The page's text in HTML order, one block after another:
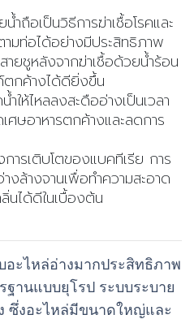
ำถือเป็นวิธีการฆ่าเชื้อโรคและ
มท่อได้อย่างมีประสิทธิภาพ
ายชูหลังจากฆ่าเชื้อด้วยน้ำร้อน
กค้างได้ดียิ่งขึ้น
ให้ไหลลงสะดืออ่างเป็นเวลา
ษอาหารตกค้างและลดการ
รเติบโตของแบคทีเรีย การ
งล้างจานเพื่อทำความสะอาด
นได้ดีในเบื้องต้น
อะไหล่อ่างมากประสิทธิภาพ
ฐานแบบยุโรป ระบบระบาย
ซึ่งอะไหล่มีขนาดใหญ่และ